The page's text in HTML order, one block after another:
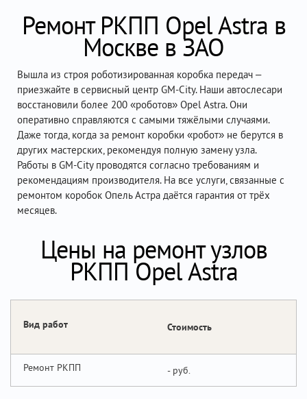
Ремонт РКПП Opel Astra в
Москве в ЗАО
Вышла из строя роботизированная коробка передач –
приезжайте в сервисный центр GM-City. Наши автослесари
восстановили более 200 «роботов» Opel Astra. Они
оперативно справляются с самыми тяжёлыми случаями.
Даже тогда, когда за ремонт коробки «робот» не берутся в
других мастерских, рекомендуя полную замену узла.
Работы в GM-City проводятся согласно требованиям и
рекомендациям производителя. На все услуги, связанные с
ремонтом коробок Опель Астра даётся гарантия от трёх
месяцев.
Цены на ремонт узлов
РКПП Opel Astra
Вид работ Стоимость
Ремонт РКПП -